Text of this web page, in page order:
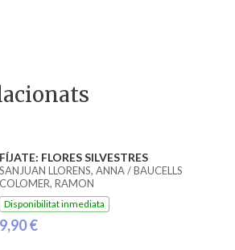
FÍJATE: FLORES SILVESTRES
SANJUAN LLORENS, ANNA / BAUCELLS
COLOMER, RAMON
Disponibilitat inmediata
9,90 €